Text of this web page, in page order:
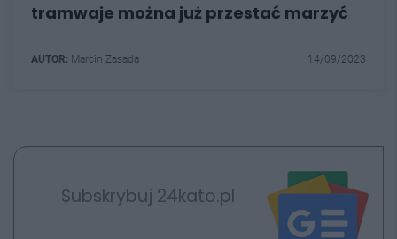
tramwaje można już przestać marzyć
AUTOR: Marcin Zasada 14/09/2023
Subskrybuj 24kato.pl